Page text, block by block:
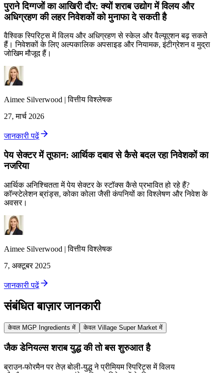
पुराने दिग्गजों का आखिरी दौर: क्यों शराब उद्योग में विलय और
अधिग्रहण की लहर निवेशकों को मुनाफा दे सकती है
वैश्विक स्पिरिट्स में विलय और अधिग्रहण से स्केल और वैल्यूएशन बढ़ सकते
हैं। निवेशकों के लिए अल्पकालिक अपसाइड और नियामक, इंटीग्रेशन व मुद्रा
जोखिम मौजूद हैं।
Aimee Silverwood |वित्तीय विश्लेषक
27, मार्च 2026
जानकारी पढ़ें
पेय सेक्टर में तूफान: आर्थिक दबाव से कैसे बदल रहा निवेशकों का
नजरिया
आर्थिक अनिश्चितता में पेय सेक्टर के स्टॉक्स कैसे प्रभावित हो रहे हैं?
कॉन्स्टेलेशन ब्रांड्स, कोका कोला जैसी कंपनियों का विश्लेषण और निवेश के
अवसर।
Aimee Silverwood |वित्तीय विश्लेषक
7, अक्टूबर 2025
जानकारी पढ़ें
संबंधित बाज़ार जानकारी
केवल MGP Ingredients में केवल Village Super Market में
जैक डेनियल्स शराब युद्ध की तो बस शुरुआत है
ब्राउन‑फोरमैन पर तेज़ बोली‑युद्ध ने प्रीमियम स्पिरिट्स में विलय